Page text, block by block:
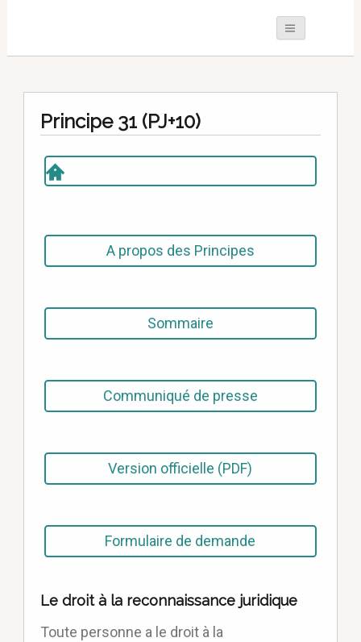
Principe 31 (PJ+10)
A propos des Principes
Sommaire
Communiqué de presse
Version officielle (PDF)
Formulaire de demande
Le droit à la reconnaissance juridique
Toute personne a le droit à la